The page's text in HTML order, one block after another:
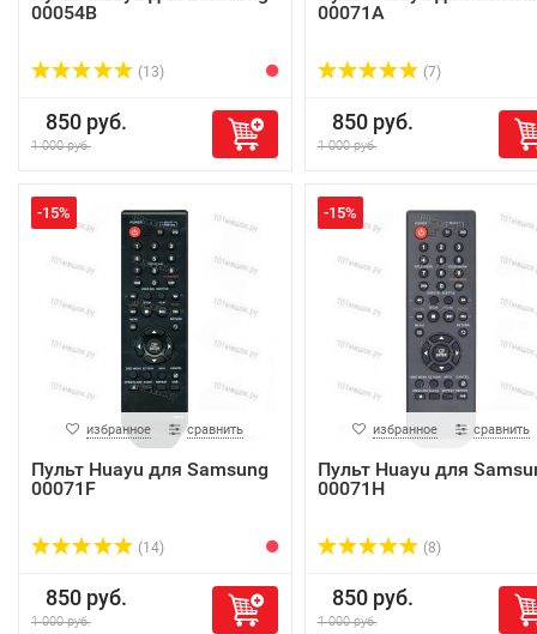
00054B
(13)
850 руб.
1 000 руб.
00071A
(7)
850 руб.
1 000 руб.
-15%
избранное сравнить
Пульт Huayu для Samsung
00071F
(14)
850 руб.
1 000 руб.
-15%
избранное сравнить
Пульт Huayu для
00071H
(8)
850 руб.
1 000 руб.